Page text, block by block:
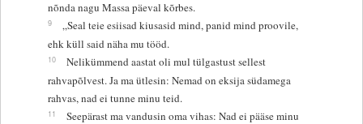
nõnda nagu Massa päeval kõrbes.
9
„Seal teie esiisad kiusasid mind, panid mind proovile,
ehk küll said näha mu tööd.
10
Nelikümmend aastat oli mul tülgastust sellest
rahvapõlvest. Ja ma ütlesin: Nemad on eksija südamega
rahvas, nad ei tunne minu teid.
11
Seepärast ma vandusin oma vihas: Nad ei pääse minu